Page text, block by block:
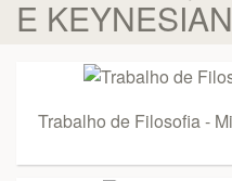
E
Trabalho de Filosofia -